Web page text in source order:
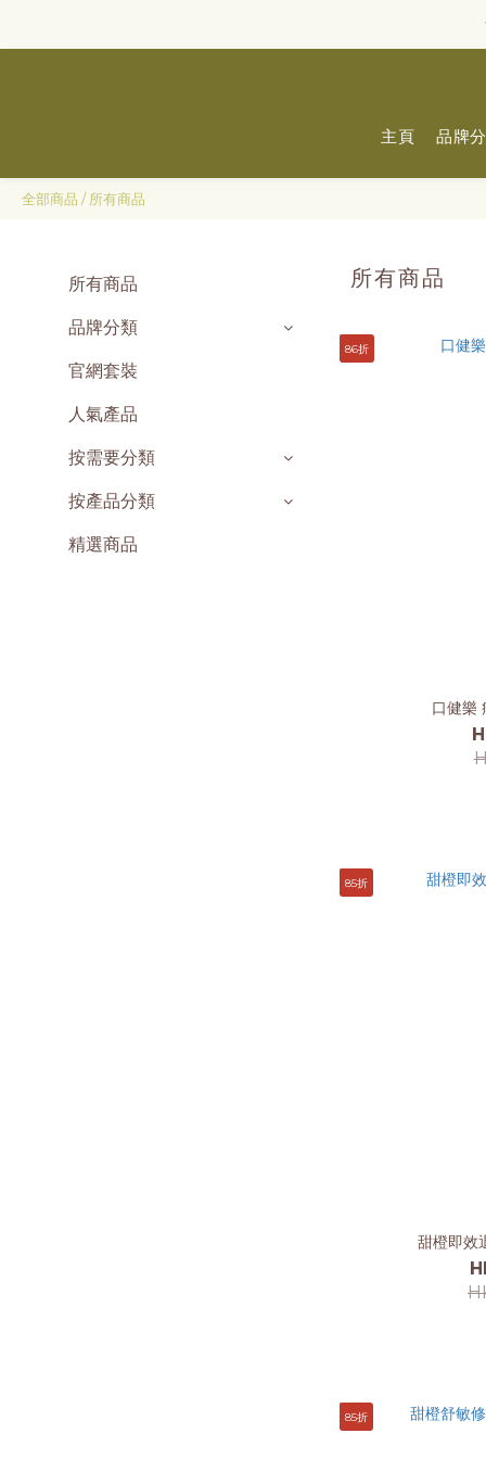
主頁 品牌
全部商品 /所有商品
所有商品
品牌分類
官網套裝
人氣產品
按需要分類
按產品分類
精選商品
所有商品
86折
口健樂
85折
甜橙即效
85折